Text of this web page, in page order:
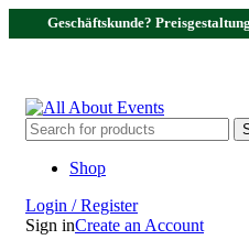
Geschäftskunde?
Shop
Login / Register
Sign inCreate an Account